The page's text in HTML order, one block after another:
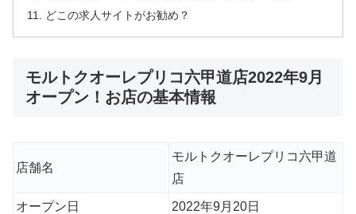
どこの求人サイトがお勧め？
モルトクオーレプリコ六甲道店2022年9月
オープン！お店の基本情報
店舗名
モルトクオーレプリコ六甲道
店
オープン日 2022年9月20日